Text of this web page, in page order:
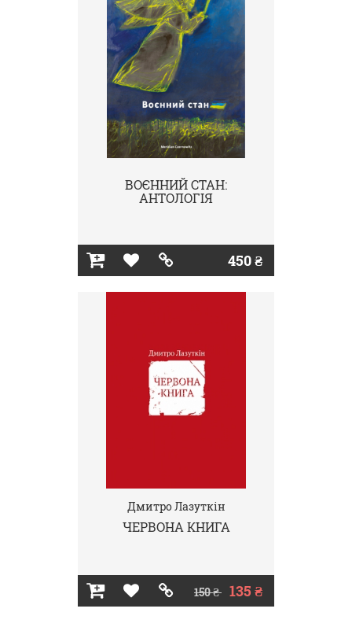
ВОЄННИЙ СТАН:
АНТОЛОГІЯ
450 ₴
Дмитро Лазуткін
ЧЕРВОНА КНИГА
150 ₴ 135 ₴